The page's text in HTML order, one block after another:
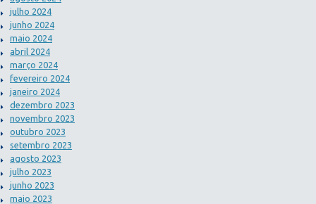
julho 2024
junho 2024
maio 2024
abril 2024
março 2024
fevereiro 2024
janeiro 2024
dezembro 2023
novembro 2023
outubro 2023
setembro 2023
agosto 2023
julho 2023
junho 2023
maio 2023